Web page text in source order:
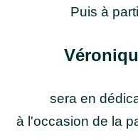
Puis à
sera en
à l'occasion de la